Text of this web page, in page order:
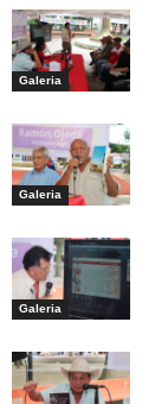
Galeria
Galeria
Galeria